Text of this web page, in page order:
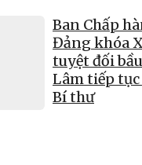
Ban Chấp
Đảng khóa
tuyệt đối
Lâm tiếp
Bí thư